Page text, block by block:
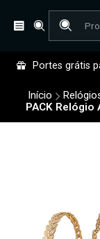
Portes grátis
Início
PACK